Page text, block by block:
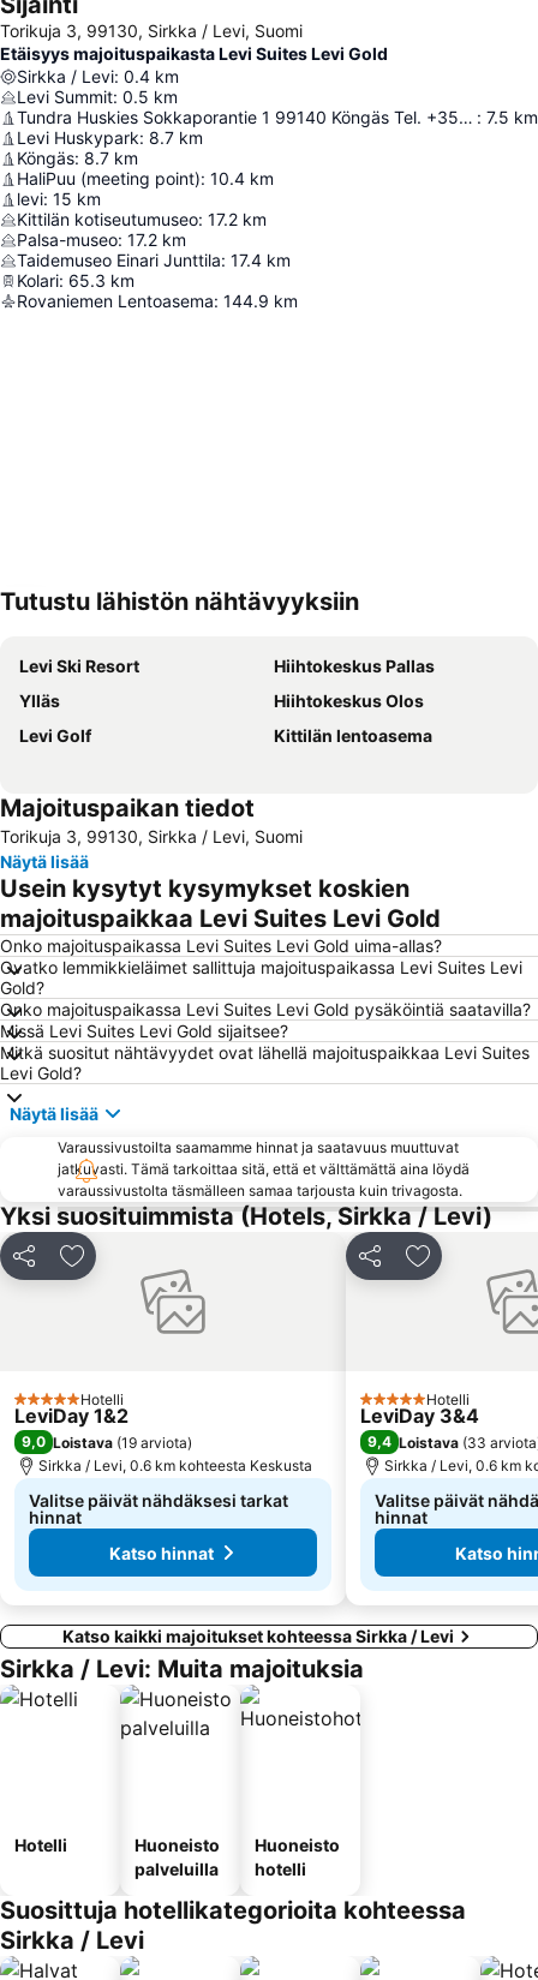
Torikuja 3, 99130, Sirkka / Levi, Suomi
Etäisyys majoituspaikasta Levi Suites Levi Gold
Sirkka / Levi: 0.4 km
Levi Summit: 0.5 km
Tundra Huskies Sokkaporantie 1 99140 Köngäs Tel. +358(0) 500 878 474 : 7.5 km
Levi Huskypark: 8.7 km
Köngäs: 8.7 km
HaliPuu (meeting point): 10.4 km
levi: 15 km
Kittilän kotiseutumuseo: 17.2 km
Palsa-museo: 17.2 km
Taidemuseo Einari Junttila: 17.4 km
Kolari: 65.3 km
Rovaniemen Lentoasema: 144.9 km
Tutustu lähistön nähtävyyksiin
Levi Ski Resort
Hiihtokeskus Pallas
Ylläs
Hiihtokeskus Olos
Levi Golf
Kittilän lentoasema
Majoituspaikan tiedot
Torikuja 3, 99130, Sirkka / Levi, Suomi
Näytä lisää
Usein kysytyt kysymykset koskien
majoituspaikkaa Levi Suites Levi Gold
Onko majoituspaikassa Levi Suites Levi Gold uima-allas?
Ovatko lemmikkieläimet sallittuja majoituspaikassa Levi Suites Levi
Gold?
Onko majoituspaikassa Levi Suites Levi Gold pysäköintiä saatavilla?
Missä Levi Suites Levi Gold sijaitsee?
Mitkä suositut nähtävyydet ovat lähellä majoituspaikkaa Levi Suites
Levi Gold?
Näytä lisää
Varaussivustoilta saamamme hinnat ja saatavuus muuttuvat
jatkuvasti. Tämä tarkoittaa sitä, että et välttämättä aina löydä
varaussivustolta täsmälleen samaa tarjousta kuin trivagosta.
Yksi suosituimmista (Hotels, Sirkka / Levi)
Jaa Lisää suosikkeihin
5 Tähtiluokitus
Hotelli
LeviDay 1&2
9,0 Loistava (19 arviota)
Sirkka / Levi, 0.6 km kohteesta Keskusta
Valitse päivät nähdäksesi tarkat
hinnat
Katso hinnat
Jaa Lisää
5 Tähtiluokitus
Hotelli
LeviDay 3&4
9,4 Loistava (33 arviota
Sirkka / Levi, 0.6 km
Valitse päivät
hinnat
Katso
Katso kaikki majoitukset kohteessa Sirkka / Levi
Sirkka / Levi: Muita majoituksia
Hotelli
Huoneisto
palveluilla
Huoneisto
hotelli
Suosittuja hotellikategorioita kohteessa
Sirkka / Levi